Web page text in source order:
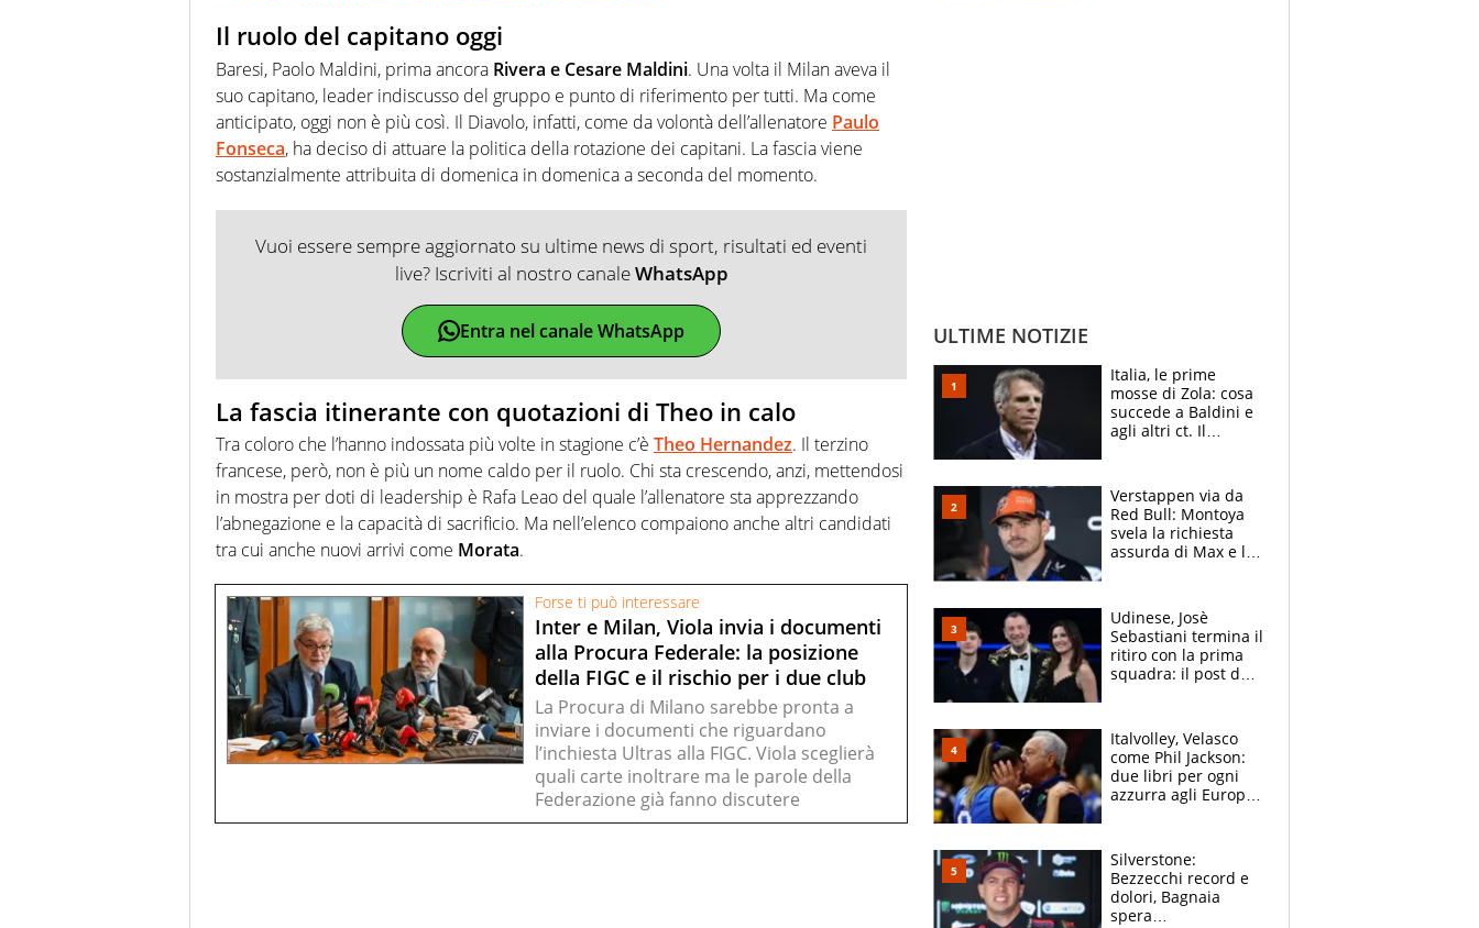
Il ruolo del capitano oggi
Baresi, Paolo Maldini, prima ancora Rivera e Cesare Maldini. Una volta il Milan aveva il
suo capitano, leader indiscusso del gruppo e punto di riferimento per tutti. Ma come
anticipato, oggi non è più così. Il Diavolo, infatti, come da volontà dell’allenatore Paulo
Fonseca, ha deciso di attuare la politica della rotazione dei capitani. La fascia viene
sostanzialmente attribuita di domenica in domenica a seconda del momento.
Vuoi essere sempre aggiornato su ultime news di sport, risultati ed eventi
live? Iscriviti al nostro canaleWhatsApp
Entra nel canale WhatsApp
La fascia itinerante con quotazioni di Theo in calo
Tra coloro che l’hanno indossata più volte in stagione c’è Theo Hernandez. Il terzino
francese, però, non è più un nome caldo per il ruolo. Chi sta crescendo, anzi, mettendosi
in mostra per doti di leadership è Rafa Leao del quale l’allenatore sta apprezzando
l’abnegazione e la capacità di sacrificio. Ma nell’elenco compaiono anche altri candidati
tra cui anche nuovi arrivi come Morata.
Forse ti può interessare
Inter e Milan, Viola invia i documenti
alla Procura Federale: la posizione
della FIGC e il rischio per i due club
La Procura di Milano sarebbe pronta a
inviare i documenti che riguardano
l’inchiesta Ultras alla FIGC. Viola sceglierà
quali carte inoltrare ma le parole della
Federazione già fanno discutere
ULTIME NOTIZIE
Italia, le prime
mosse di Zola: cosa
succede a Baldini e
agli altri ct. Il
azzurri
Verstappen via da
Red Bull: Montoya
svela la richiesta
assurda di Max e lo
McLaren siano
meglio?”
Udinese, Josè
Sebastiani termina il
ritiro con la prima
squadra: il post del
sfondo
Italvolley, Velasco
come Phil Jackson:
due libri per ogni
azzurra agli Europei.
Silverstone:
Bezzecchi record e
dolori, Bagnaia
spera